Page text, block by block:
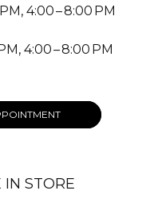
4:00 – 8:00 PM
4:00 – 8:00 PM
IN STORE